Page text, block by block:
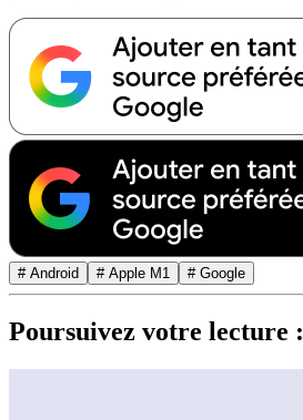
# Android # Apple M1 # Google
Poursuivez votre lecture :